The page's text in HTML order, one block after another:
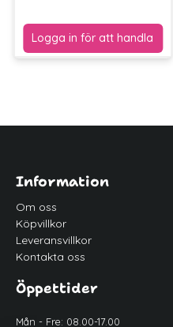
Information
Om oss
Köpvillkor
Leveransvillkor
Kontakta oss
Öppettider
Mån - Fre: 08.00-17.00